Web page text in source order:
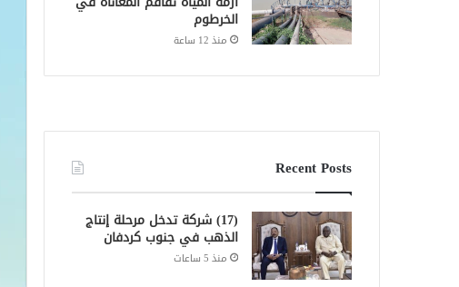
الخرطوم
منذ 12 ساعة
Recent Posts
(17) شركة تدخل مرحلة إنتاج
الذهب في جنوب كردفان
منذ 5 ساعات